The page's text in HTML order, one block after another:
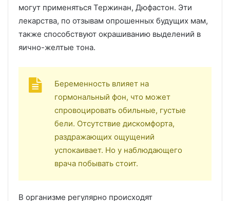
могут применяться Тержинан, Дюфастон. Эти
лекарства, по отзывам опрошенных будущих мам,
также способствуют окрашиванию выделений в
яично-желтые тона.
Беременность влияет на
гормональный фон, что может
спровоцировать обильные, густые
бели. Отсутствие дискомфорта,
раздражающих ощущений
успокаивает. Но у наблюдающего
врача побывать стоит.
В организме регулярно происходят